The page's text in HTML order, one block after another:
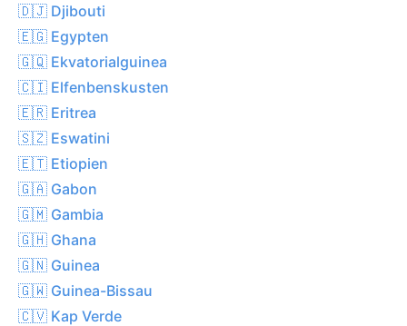
🇩🇯 Djibouti
🇪🇬 Egypten
🇬🇶 Ekvatorialguinea
🇨🇮 Elfenbenskusten
🇪🇷 Eritrea
🇸🇿 Eswatini
🇪🇹 Etiopien
🇬🇦 Gabon
🇬🇲 Gambia
🇬🇭 Ghana
🇬🇳 Guinea
🇬🇼 Guinea-Bissau
🇨🇻 Kap Verde